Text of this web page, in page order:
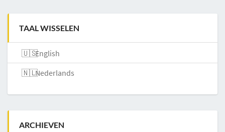
TAAL WISSELEN
English
Nederlands
ARCHIEVEN